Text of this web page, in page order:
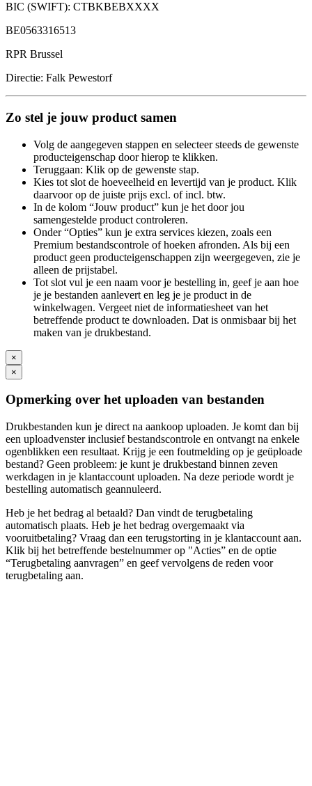
BIC (SWIFT): CTBKBEBXXXX
BE0563316513
RPR Brussel
Directie: Falk Pewestorf
Zo stel je jouw product samen
Volg de aangegeven stappen en selecteer steeds de gewenste
producteigenschap door hierop te klikken.
Teruggaan: Klik op de gewenste stap.
Kies tot slot de hoeveelheid en levertijd van je product. Klik
daarvoor op de juiste prijs excl. of incl. btw.
In de kolom “Jouw product” kun je het door jou
samengestelde product controleren.
Onder “Opties” kun je extra services kiezen, zoals een
Premium bestandscontrole of hoeken afronden. Als bij een
product geen producteigenschappen zijn weergegeven, zie je
alleen de prijstabel.
Tot slot vul je een naam voor je bestelling in, geef je aan hoe
je je bestanden aanlevert en leg je je product in de
winkelwagen. Vergeet niet de informatiesheet van het
betreffende product te downloaden. Dat is onmisbaar bij het
maken van je drukbestand.
×
×
Opmerking over het uploaden van bestanden
Drukbestanden kun je direct na aankoop uploaden. Je komt dan bij
een uploadvenster inclusief bestandscontrole en ontvangt na enkele
ogenblikken een resultaat. Krijg je een foutmelding op je geüploade
bestand? Geen probleem: je kunt je drukbestand binnen zeven
werkdagen in je klantaccount uploaden. Na deze periode wordt je
bestelling automatisch geannuleerd.
Heb je het bedrag al betaald? Dan vindt de terugbetaling
automatisch plaats. Heb je het bedrag overgemaakt via
vooruitbetaling? Vraag dan een terugstorting in je klantaccount aan.
Klik bij het betreffende bestelnummer op "Acties” en de optie
“Terugbetaling aanvragen” en geef vervolgens de reden voor
terugbetaling aan.